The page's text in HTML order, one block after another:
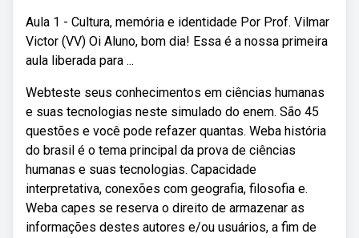
Aula 1 - Cultura, memória e identidade Por Prof. Vilmar
Victor (VV) Oi Aluno, bom dia! Essa é a nossa primeira
aula liberada para ...
Webteste seus conhecimentos em ciências humanas
e suas tecnologias neste simulado do enem. São 45
questões e você pode refazer quantas. Weba história
do brasil é o tema principal da prova de ciências
humanas e suas tecnologias. Capacidade
interpretativa, conexões com geografia, filosofia e.
Weba capes se reserva o direito de armazenar as
informações destes autores e/ou usuários, a fim de